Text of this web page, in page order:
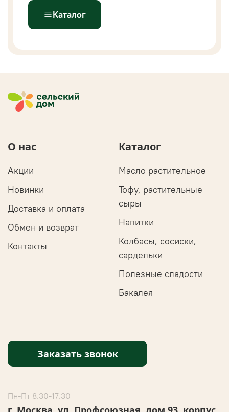
Каталог
О нас
Акции
Новинки
Доставка и оплата
Обмен и возврат
Контакты
Каталог
Масло растительное
Тофу, растительные
сыры
Напитки
Колбасы, сосиски,
сардельки
Полезные сладости
Бакалея
Заказать звонок
Пн-Пт 8.30-17.30